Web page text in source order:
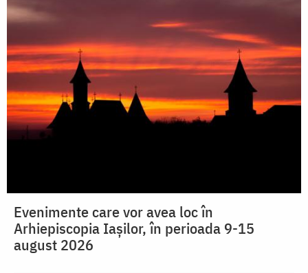
Evenimente care vor avea loc în
Arhiepiscopia Iaşilor, în perioada 9-15
august 2026